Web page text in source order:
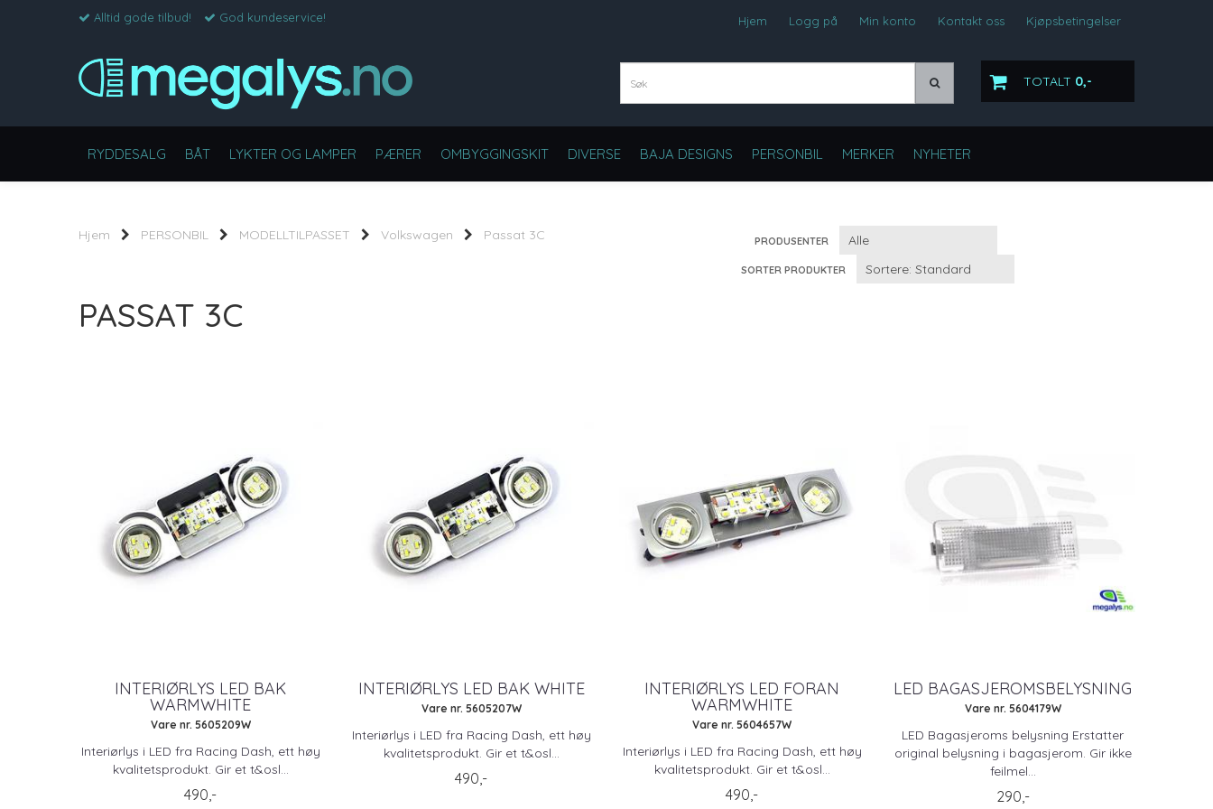
Alltid gode tilbud! God kundeservice! Hjem Logg på Min konto Kontakt oss Kjøpsbetingelser
TOTALT 0,-
RYDDESALG BÅT LYKTER OG LAMPER PÆRER OMBYGGINGSKIT DIVERSE BAJA DESIGNS PERSONBIL MERKER NYHETER
Hjem PERSONBIL MODELLTILPASSET Volkswagen Passat 3C PRODUSENTER
SORTER PRODUKTER
PASSAT 3C
INTERIØRLYS LED BAK
WARMWHITE
Vare nr. 5605209W
Interiørlys i LED fra Racing Dash, ett høy
kvalitetsprodukt. Gir et t&osl...
490,-
INTERIØRLYS LED BAK WHITE
Vare nr. 5605207W
Interiørlys i LED fra Racing Dash, ett høy
kvalitetsprodukt. Gir et t&osl...
490,-
INTERIØRLYS LED FORAN
WARMWHITE
Vare nr. 5604657W
Interiørlys i LED fra Racing Dash, ett høy
kvalitetsprodukt. Gir et t&osl...
490,-
LED BAGASJEROMSBELYSNING
Vare nr. 5604179W
LED Bagasjeroms belysning Erstatter
original belysning i bagasjerom. Gir ikke
feilmel...
290,-